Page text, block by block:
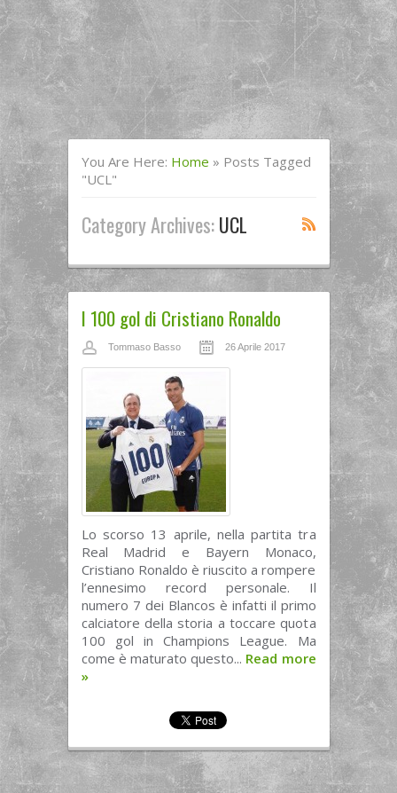
You Are Here: Home » Posts Tagged
"UCL"
Category Archives:UCL
I 100 gol di Cristiano Ronaldo
Tommaso Basso 26 Aprile 2017
Lo scorso 13 aprile, nella partita tra
Real Madrid e Bayern Monaco,
Cristiano Ronaldo è riuscito a rompere
l’ennesimo record personale. Il
numero 7 dei Blancos è infatti il primo
calciatore della storia a toccare quota
100 gol in Champions League. Ma
come è maturato questo... Read more
»